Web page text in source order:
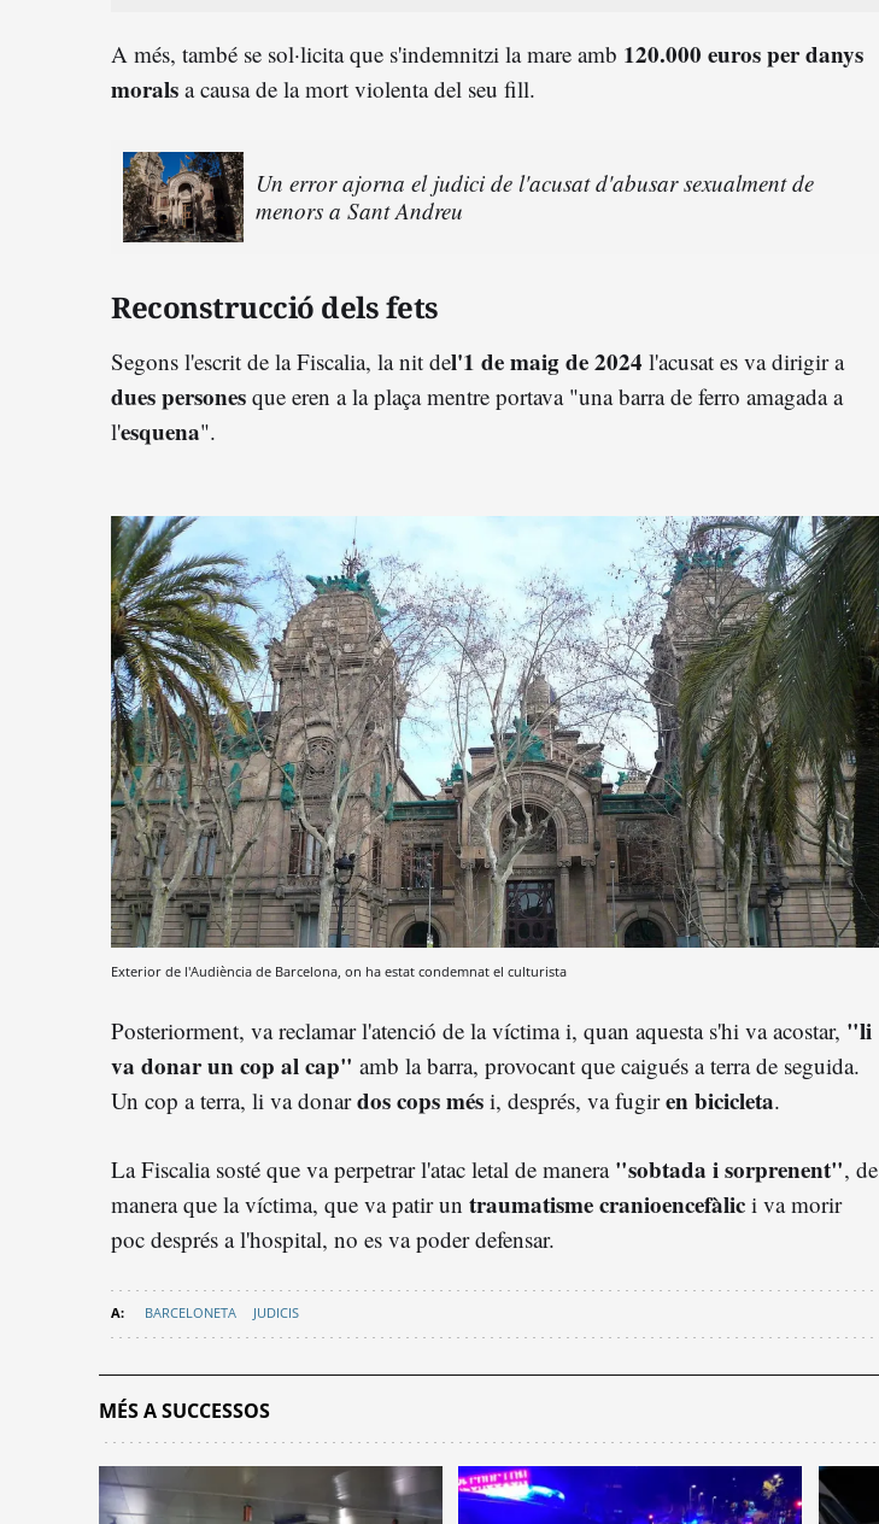
A més, també se sol·licita que s'indemnitzi la mare amb 120.000 euros per danys
morals a causa de la mort violenta del seu fill.
Un error ajorna el judici de l'acusat d'abusar sexualment de
menors a Sant Andreu
Reconstrucció dels fets
Segons l'escrit de la Fiscalia, la nit del'1 de maig de 2024 l'acusat es va dirigir a
dues persones que eren a la plaça mentre portava "una barra de ferro amagada a
l'esquena".
Exterior de l'Audiència de Barcelona, on ha estat condemnat el culturista
Posteriorment, va reclamar l'atenció de la víctima i, quan aquesta s'hi va acostar, "li
va donar un cop al cap" amb la barra, provocant que caigués a terra de seguida.
Un cop a terra, li va donardos cops més i, després, va fugiren bicicleta.
La Fiscalia sosté que va perpetrar l'atac letal de manera "sobtada i sorprenent", de
manera que la víctima, que va patir un traumatisme cranioencefàlic i va morir
poc després a l'hospital, no es va poder defensar.
BARCELONETA JUDICIS
MÉS A SUCCESSOS